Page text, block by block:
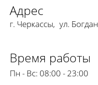
Адрес
г. Черкассы, ул.
Время работы
Пн - Вс: 08:00 - 23:00